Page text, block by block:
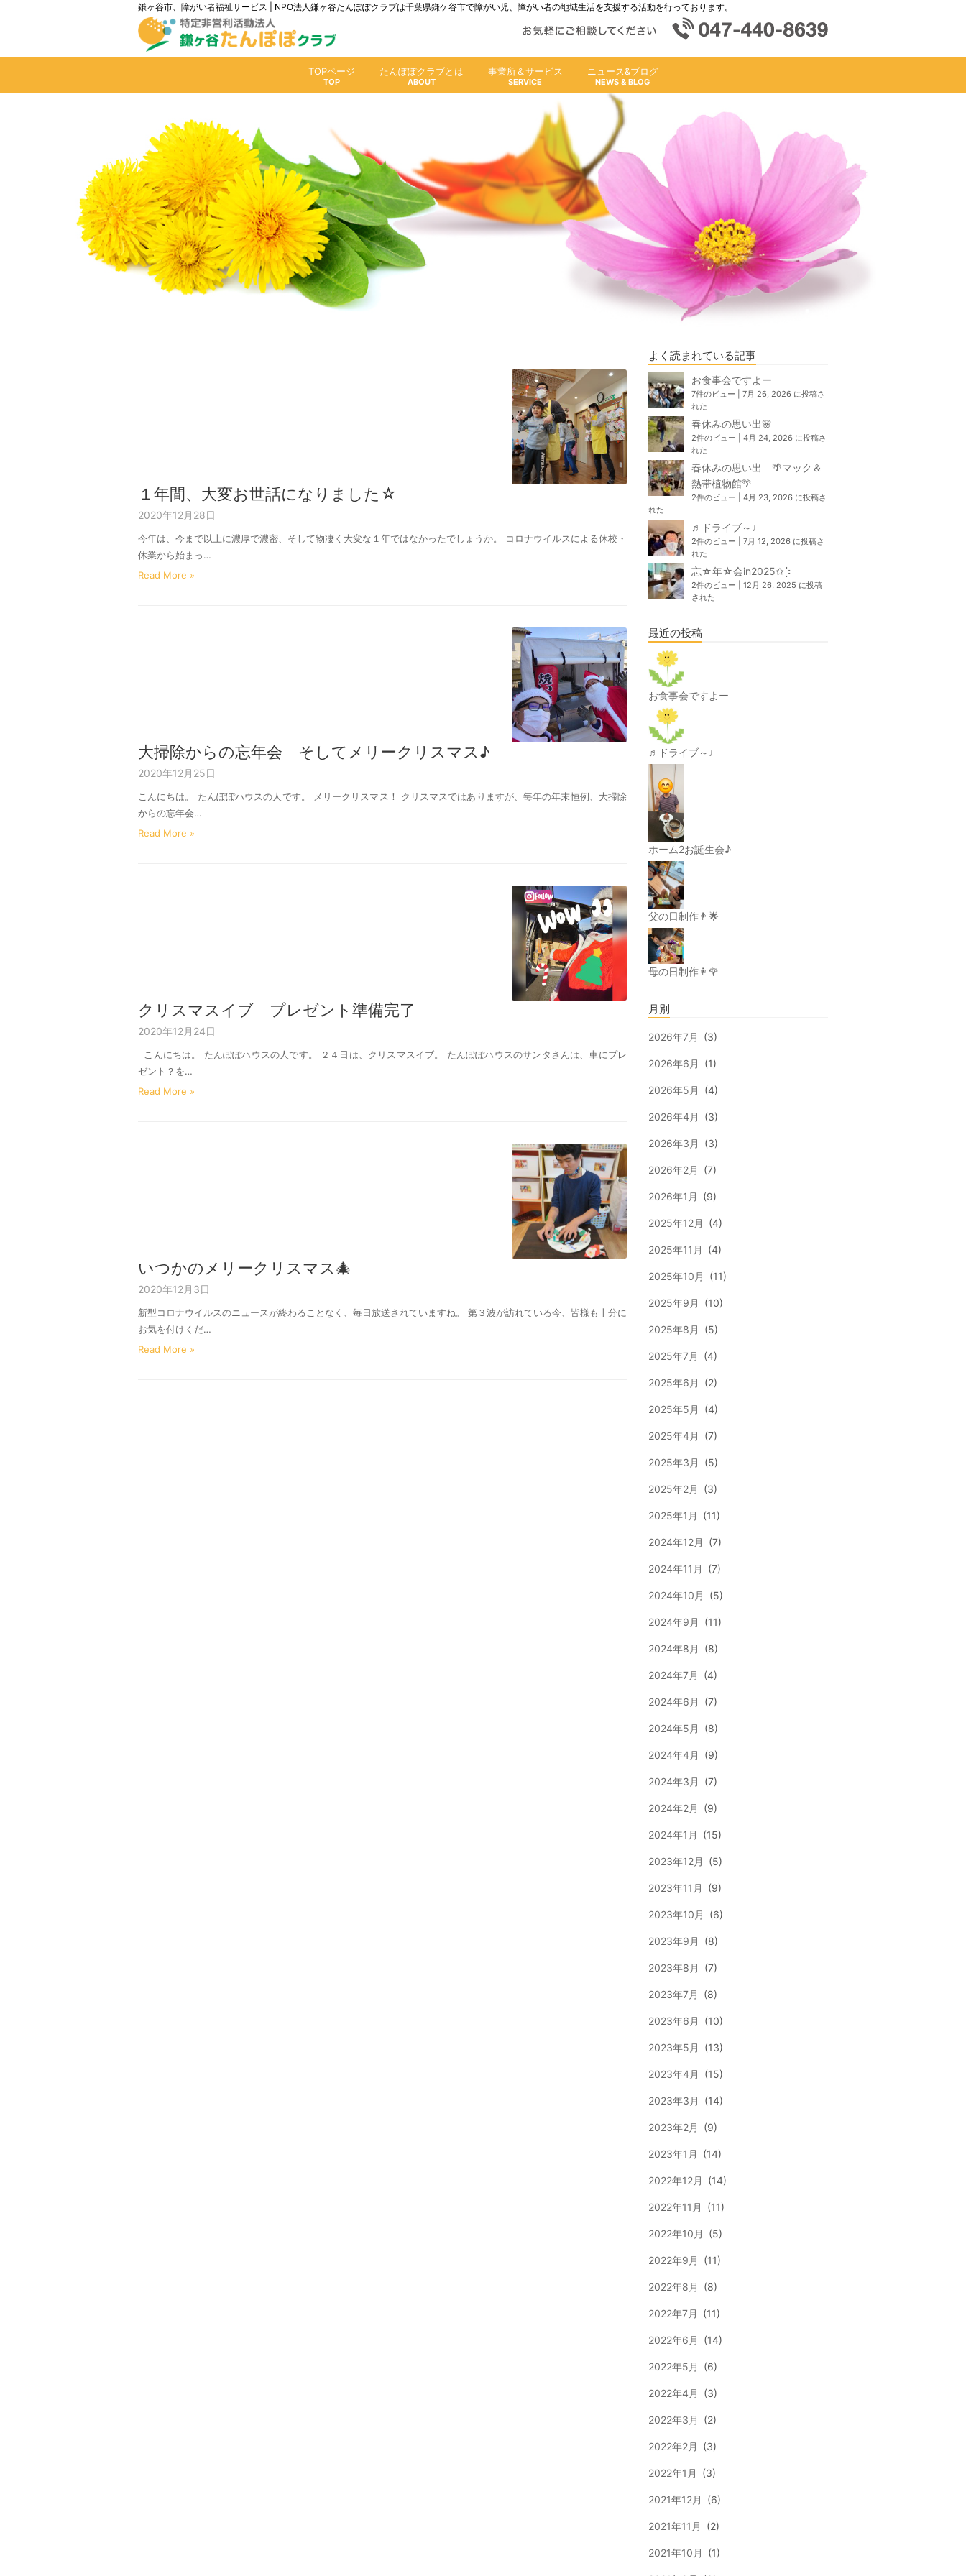
鎌ヶ谷市、障がい者福祉サービス | NPO法人鎌ヶ谷たんぽぽクラブは千葉県鎌ケ谷市で障がい児、障がい者の地域生活を支援する活動を行っております。
TOPページ たんぽぽクラブとは 事業所＆サービス ニュース&ブログ
１年間、大変お世話になりました☆
2020年12月28日
今年は、今まで以上に濃厚で濃密、そして物凄く大変な１年ではなかったでしょうか。 コロナウイルスによる休校・
休業から始まっ…
Read More »
大掃除からの忘年会 そしてメリークリスマス♪
2020年12月25日
こんにちは。 たんぽぽハウスの人です。 メリークリスマス！ クリスマスではありますが、毎年の年末恒例、大掃除
からの忘年会…
Read More »
クリスマスイブ プレゼント準備完了
2020年12月24日
こんにちは。 たんぽぽハウスの人です。 ２４日は、クリスマスイブ。 たんぽぽハウスのサンタさんは、車にプレ
ゼント？を…
Read More »
いつかのメリークリスマス🎄
2020年12月3日
新型コロナウイルスのニュースが終わることなく、毎日放送されていますね。 第３波が訪れている今、皆様も十分に
お気を付けくだ…
Read More »
よく読まれている記事
お食事会ですよー
7件のビュー
7月 26, 2026 に投稿さ
れた
春休みの思い出🌸
2件のビュー
4月 24, 2026 に投稿さ
れた
春休みの思い出 🌴マック＆
熱帯植物館🌴
2件のビュー
4月 23, 2026 に投稿さ
れた
♬ドライブ～♩
2件のビュー
7月 12, 2026 に投稿さ
れた
忘☆年☆会in2025✩⡱
2件のビュー
12月 26, 2025 に投稿
された
最近の投稿
お食事会ですよー
♬ドライブ～♩
ホーム2お誕生会♪
父の日制作👨🌟
母の日制作👩🌹
月別
2026年7月 (3)
2026年6月 (1)
2026年5月 (4)
2026年4月 (3)
2026年3月 (3)
2026年2月 (7)
2026年1月 (9)
2025年12月 (4)
2025年11月 (4)
2025年10月 (11)
2025年9月 (10)
2025年8月 (5)
2025年7月 (4)
2025年6月 (2)
2025年5月 (4)
2025年4月 (7)
2025年3月 (5)
2025年2月 (3)
2025年1月 (11)
2024年12月 (7)
2024年11月 (7)
2024年10月 (5)
2024年9月 (11)
2024年8月 (8)
2024年7月 (4)
2024年6月 (7)
2024年5月 (8)
2024年4月 (9)
2024年3月 (7)
2024年2月 (9)
2024年1月 (15)
2023年12月 (5)
2023年11月 (9)
2023年10月 (6)
2023年9月 (8)
2023年8月 (7)
2023年7月 (8)
2023年6月 (10)
2023年5月 (13)
2023年4月 (15)
2023年3月 (14)
2023年2月 (9)
2023年1月 (14)
2022年12月 (14)
2022年11月 (11)
2022年10月 (5)
2022年9月 (11)
2022年8月 (8)
2022年7月 (11)
2022年6月 (14)
2022年5月 (6)
2022年4月 (3)
2022年3月 (2)
2022年2月 (3)
2022年1月 (3)
2021年12月 (6)
2021年11月 (2)
2021年10月 (1)